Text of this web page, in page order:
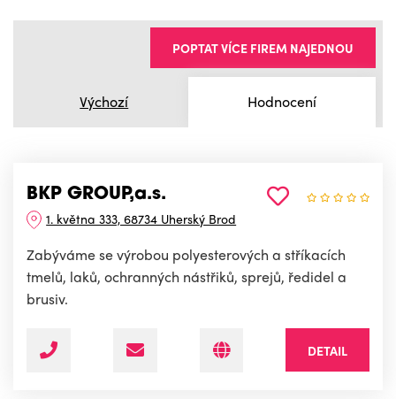
Výchozí Hodnocení
POPTAT VÍCE FIREM NAJEDNOU
BKP GROUP,a.s.
1. května 333, 68734 Uherský Brod
Zabýváme se výrobou polyesterových a stříkacích
tmelů, laků, ochranných nástřiků, sprejů, ředidel a
brusiv.
DETAIL